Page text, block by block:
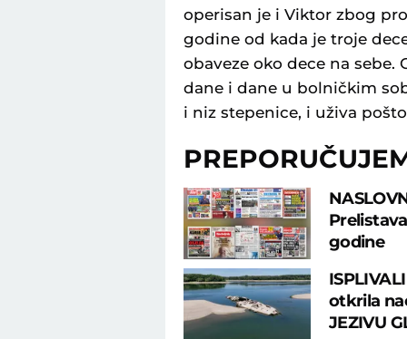
operisan je i Viktor zbog
godine od kada je troje
obaveze oko dece na
dane i dane u bolničkim
i niz stepenice, i uživa
godine
otkrila
JEZIVU